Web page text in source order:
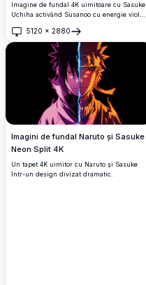
Imagine de fundal 4K uimitoare cu Sasuke
Uchiha activând Susanoo cu energie violet
schelet și simbolul clanului Uchiha pe un
fundal întunecat.
5120 × 2880
Deschide
Imagini de fundal Naruto și Sasuke
Neon Split 4K
Un tapet 4K uimitor cu Naruto și Sasuke
într-un design divizat dramatic.